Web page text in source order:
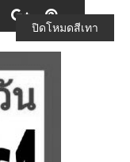
ปิดโหมดสีเทา